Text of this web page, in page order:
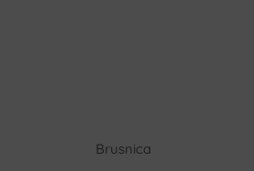
Brusnica